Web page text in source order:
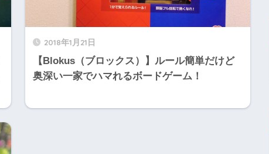
2018年1月21日
【Blokus（ブロックス）】ルール簡単だけど
奥深い一家でハマれるボードゲーム！